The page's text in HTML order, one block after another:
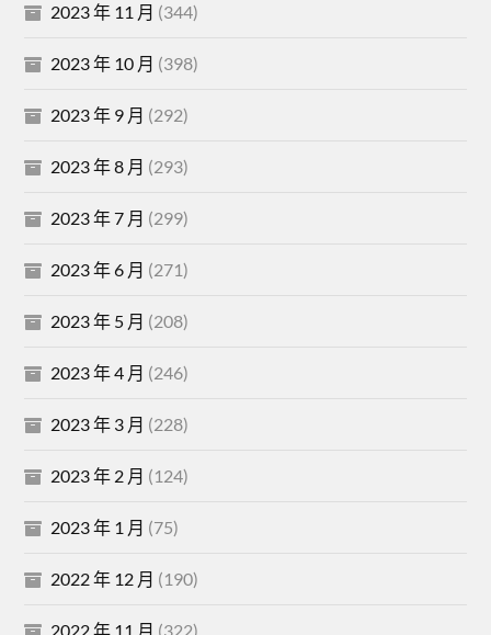
2023 年 11 月 (344)
2023 年 10 月 (398)
2023 年 9 月 (292)
2023 年 8 月 (293)
2023 年 7 月 (299)
2023 年 6 月 (271)
2023 年 5 月 (208)
2023 年 4 月 (246)
2023 年 3 月 (228)
2023 年 2 月 (124)
2023 年 1 月 (75)
2022 年 12 月 (190)
2022 年 11 月 (322)